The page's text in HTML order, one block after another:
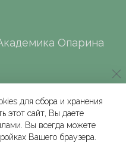
Опарина
для сбора и хранения
этот сайт, Вы даете
Вы всегда можете
Вашего браузера.